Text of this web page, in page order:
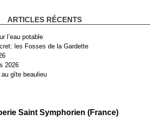
ARTICLES RÉCENTS
l’eau potable
les Fosses de la Gardette
2026
gîte beaulieu
Saint Symphorien (France)